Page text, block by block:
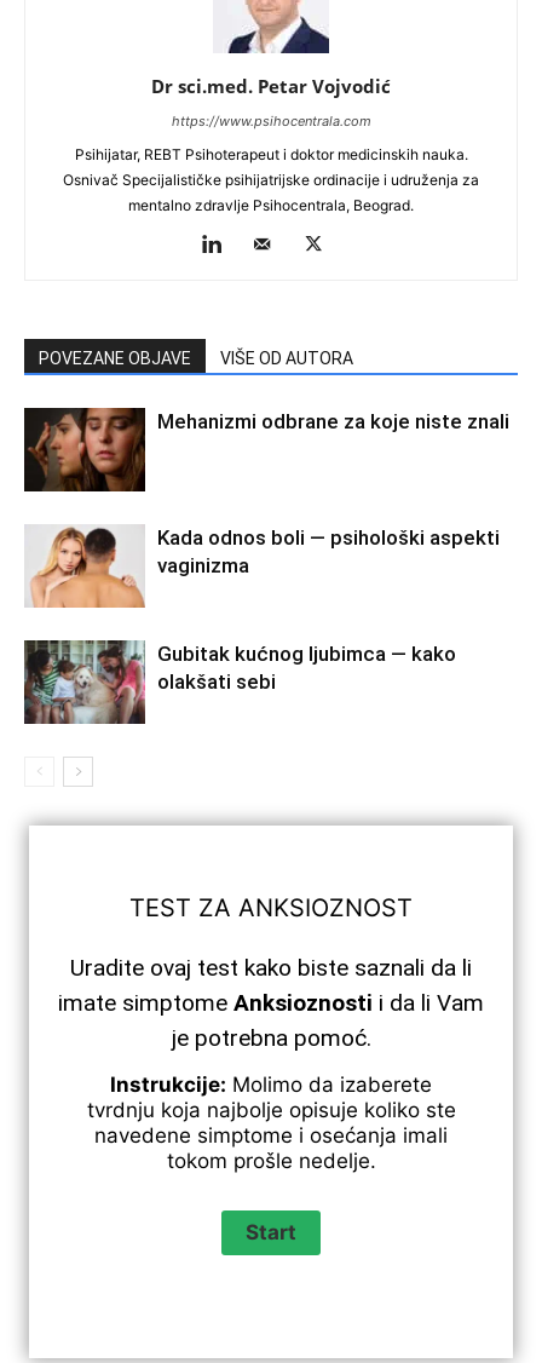
Dr sci.med. Petar Vojvodić
https://www.psihocentrala.com
Psihijatar, REBT Psihoterapeut i doktor medicinskih nauka.
Osnivač Specijalističke psihijatrijske ordinacije i udruženja za
mentalno zdravlje Psihocentrala, Beograd.
POVEZANE OBJAVE VIŠE OD AUTORA
Mehanizmi odbrane za koje niste znali
Kada odnos boli — psihološki aspekti
vaginizma
Gubitak kućnog ljubimca — kako
olakšati sebi
TEST ZA ANKSIOZNOST
Uradite ovaj test kako biste saznali da li
imate simptome Anksioznosti i da li Vam
je potrebna pomoć.
Instrukcije: Molimo da izaberete
tvrdnju koja najbolje opisuje koliko ste
navedene simptome i osećanja imali
tokom prošle nedelje.